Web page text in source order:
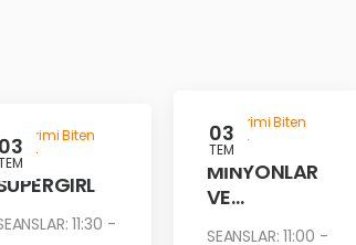
03
Gösterimi Biten
11:30 -
03
TEM
Gösterimi Biten
Filmler
MİNYONLAR
VE
CANAVARLA
SEANSLAR: 11:00 -